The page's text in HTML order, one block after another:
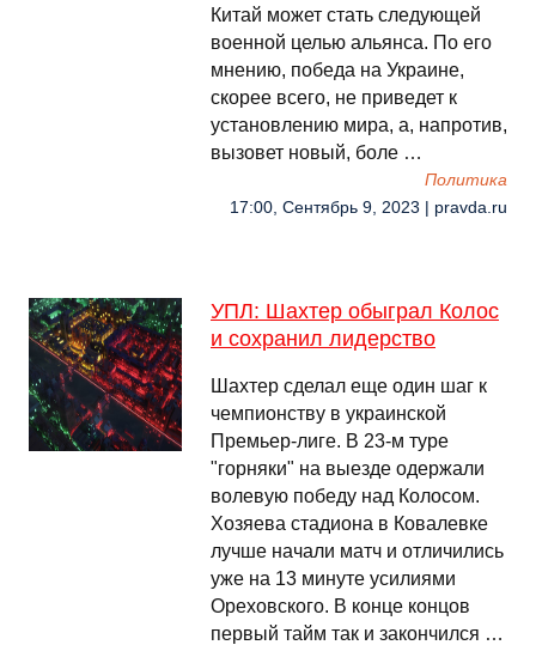
Китай может стать следующей
военной целью альянса. По его
мнению, победа на Украине,
скорее всего, не приведет к
установлению мира, а, напротив,
вызовет новый, боле …
Политика
17:00, Сентябрь 9, 2023 | pravda.ru
УПЛ: Шахтер обыграл Колос
и сохранил лидерство
Шахтер сделал еще один шаг к
чемпионству в украинской
Премьер-лиге. В 23-м туре
"горняки" на выезде одержали
волевую победу над Колосом.
Хозяева стадиона в Ковалевке
лучше начали матч и отличились
уже на 13 минуте усилиями
Ореховского. В конце концов
первый тайм так и закончился …